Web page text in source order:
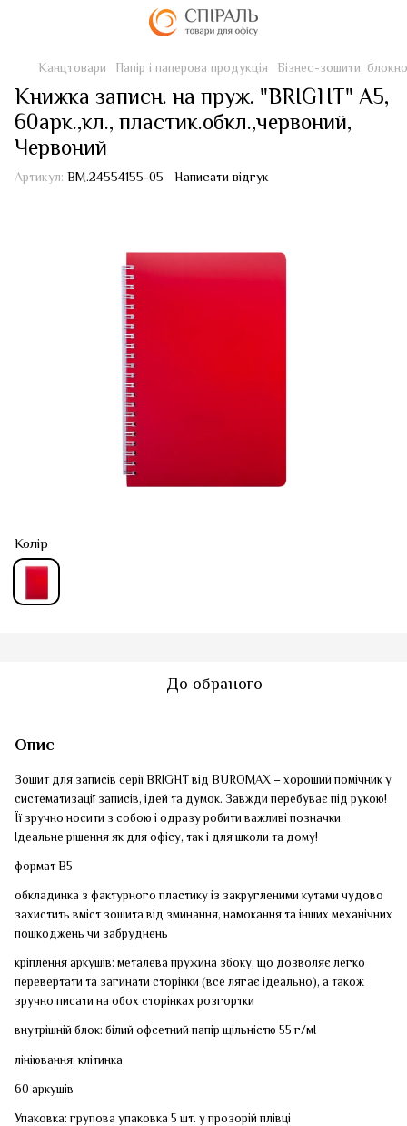
Канцтовари Папір і паперова продукція Бізнес-зошити,
Книжка записн. на пруж. "BRIGHT" А5,
60арк.,кл., пластик.обкл.,червоний,
Червоний
Артикул: BM.24554155-05 Написати відгук
Колір
До обраного
Опис
Зошит для записів серії BRIGHT від BUROMAX – хороший помічник у
систематизації записів, ідей та думок. Завжди перебуває під рукою!
Її зручно носити з собою і одразу робити важливі позначки.
Ідеальне рішення як для офісу, так і для школи та дому!
формат B5
обкладинка з фактурного пластику із закругленими кутами чудово
захистить вміст зошита від зминання, намокання та інших механічних
пошкоджень чи забруднень
кріплення аркушів: металева пружина збоку, що дозволяє легко
перевертати та загинати сторінки (все лягає ідеально), а також
зручно писати на обох сторінках розгортки
внутрішній блок: білий офсетний папір щільністю 55 г/мІ
лініювання: клітинка
60 аркушів
Упаковка: групова упаковка 5 шт. у прозорій плівці